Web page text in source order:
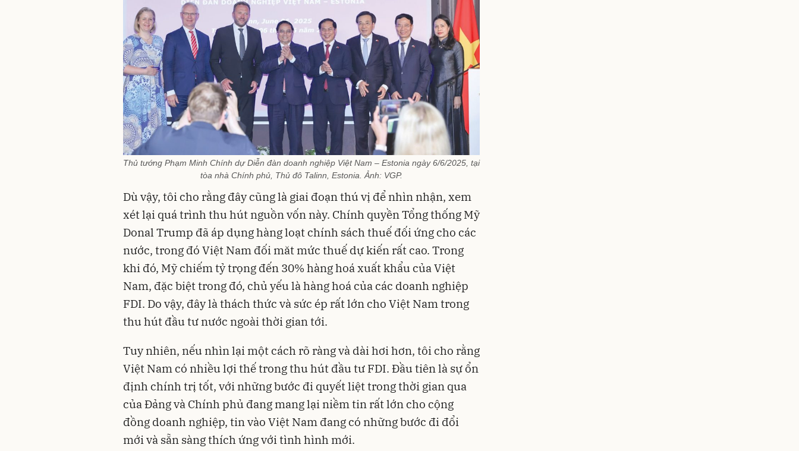
Thủ tướng Phạm Minh Chính dự Diễn đàn doanh nghiệp Việt Nam – Estonia ngày 6/6/2025, tại
tòa nhà Chính phủ, Thủ đô Talinn, Estonia. Ảnh: VGP.
Dù vậy, tôi cho rằng đây cũng là giai đoạn thú vị để nhìn nhận, xem
xét lại quá trình thu hút nguồn vốn này. Chính quyền Tổng thống Mỹ
Donal Trump đã áp dụng hàng loạt chính sách thuế đối ứng cho các
nước, trong đó Việt Nam đối măt mức thuế dự kiến rất cao. Trong
khi đó, Mỹ chiếm tỷ trọng đến 30% hàng hoá xuất khẩu của Việt
Nam, đặc biệt trong đó, chủ yếu là hàng hoá của các doanh nghiệp
FDI. Do vậy, đây là thách thức và sức ép rất lớn cho Việt Nam trong
thu hút đầu tư nước ngoài thời gian tới.
Tuy nhiên, nếu nhìn lại một cách rõ ràng và dài hơi hơn, tôi cho rằng
Việt Nam có nhiều lợi thế trong thu hút đầu tư FDI. Đầu tiên là sự ổn
định chính trị tốt, với những bước đi quyết liệt trong thời gian qua
của Đảng và Chính phủ đang mang lại niềm tin rất lớn cho cộng
đồng doanh nghiệp, tin vào Việt Nam đang có những bước đi đổi
mới và sẵn sàng thích ứng với tình hình mới.